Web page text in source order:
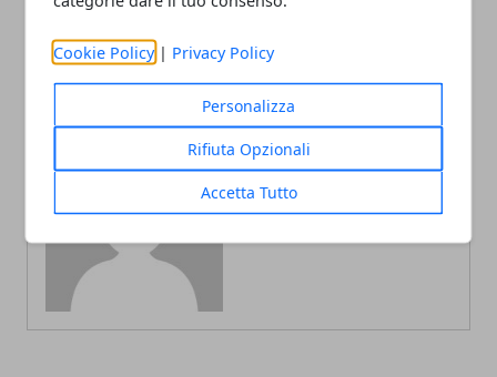
Cookie Policy | Privacy Policy
Personalizza
Rifiuta Opzionali
Accetta Tutto
Redazione